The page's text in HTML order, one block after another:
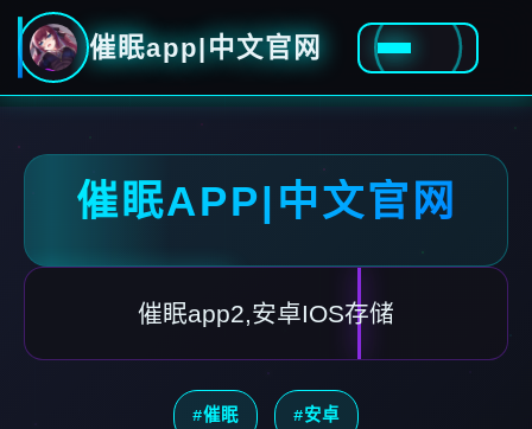
催眠app|中文官网
催眠APP|中文官网
催眠app2,安卓IOS存储
#催眠 #安卓